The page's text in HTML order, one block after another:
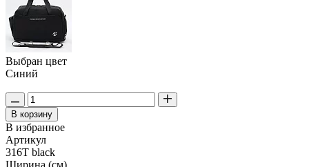
Выбран цвет
Синий
В корзину
В избранное
Артикул
316T black
Ширина (см)